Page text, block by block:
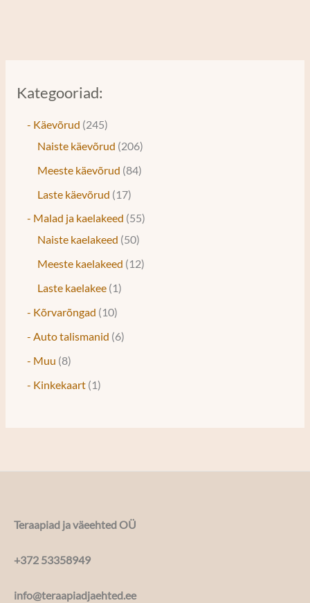
Kategooriad:
- Käevõrud 245
Naiste käevõrud 206
Meeste käevõrud 84
Laste käevõrud
17
- Malad ja kaelakeed 55
Naiste kaelakeed 50
Meeste kaelakeed
12
Laste kaelakee 1
- Kõrvarõngad
10
- Auto talismanid 6
- Muu 8
- Kinkekaart 1
Teraapiad ja väeehted OÜ
+372 53358949
info@teraapiadjaehted.ee